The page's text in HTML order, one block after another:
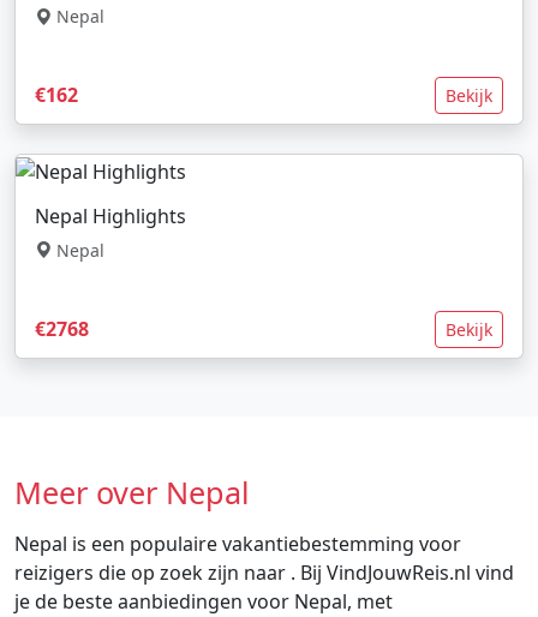
Nepal
€162 Bekijk
Nepal Highlights
Nepal
€2768 Bekijk
Meer over Nepal
Nepal is een populaire vakantiebestemming voor
reizigers die op zoek zijn naar . Bij VindJouwReis.nl vind
je de beste aanbiedingen voor Nepal, met